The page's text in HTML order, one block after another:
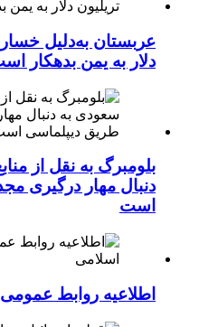
عربستان به‌دلیل
دلار به یمن بدهکار
بلومبرگ به نقل از
دنبال مهار درگیری
است
اطلاعیه روابط